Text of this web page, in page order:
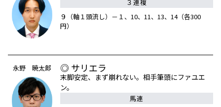
３連複
９（軸１頭流し）－１、10、11、13、14（各300
円）
永野 暁太郎 ◎ サリエラ
末脚安定、まず崩れない。相手筆頭にファユエ
ン。
馬連